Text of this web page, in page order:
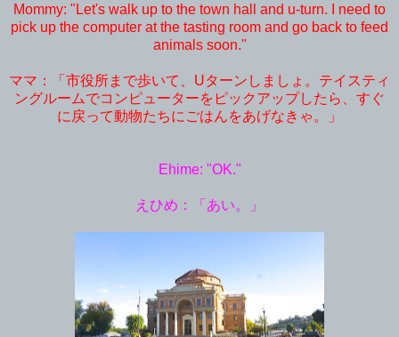
Mommy: "Let's walk up to the town hall and u-turn. I need to
pick up the computer at the tasting room and go back to feed
animals soon."
ママ：「市役所まで歩いて、Uターンしましょ。テイスティ
ングルームでコンピューターをピックアップしたら、すぐ
に戻って動物たちにごはんをあげなきゃ。」
Ehime: "OK."
えひめ：「あい。」